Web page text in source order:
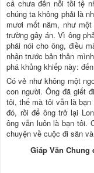
cả chưa đến nỗi tồi tệ
chúng ta không phải là
mươi mốt năm, như
trường gây án. Vì ông
phải nói cho ông, điều
nhận trước bản thân
phá khủng khiếp này:
Có vẻ như không một
con người. Ông đã giết
tôi, thế mà tôi vẫn là
đó, rồi để ông trở lại
ông vẫn luôn là bạn tôi.
chuyện về cuộc đi săn
Giáp Văn